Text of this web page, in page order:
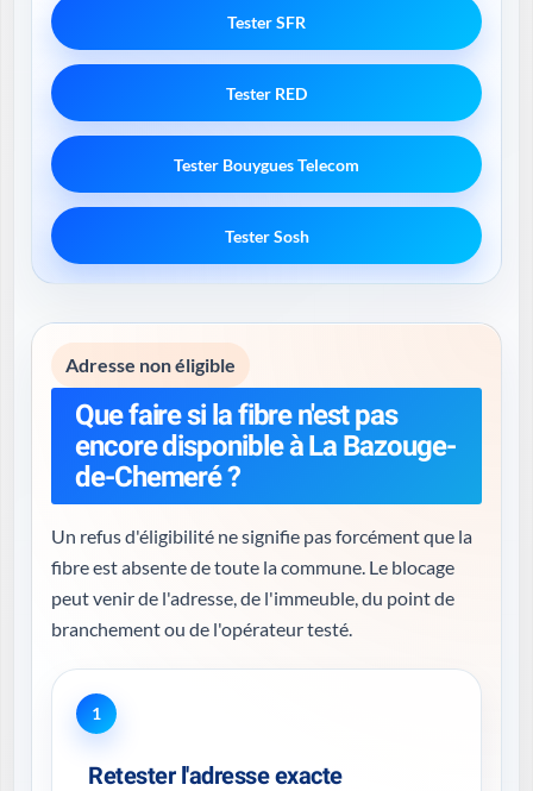
Tester SFR
Tester RED
Tester Bouygues Telecom
Tester Sosh
Adresse non éligible
Que faire si la fibre n'est pas
encore disponible à La Bazouge-
de-Chemeré ?
Un refus d'éligibilité ne signifie pas forcément que la
fibre est absente de toute la commune. Le blocage
peut venir de l'adresse, de l'immeuble, du point de
branchement ou de l'opérateur testé.
1
Retester l'adresse exacte